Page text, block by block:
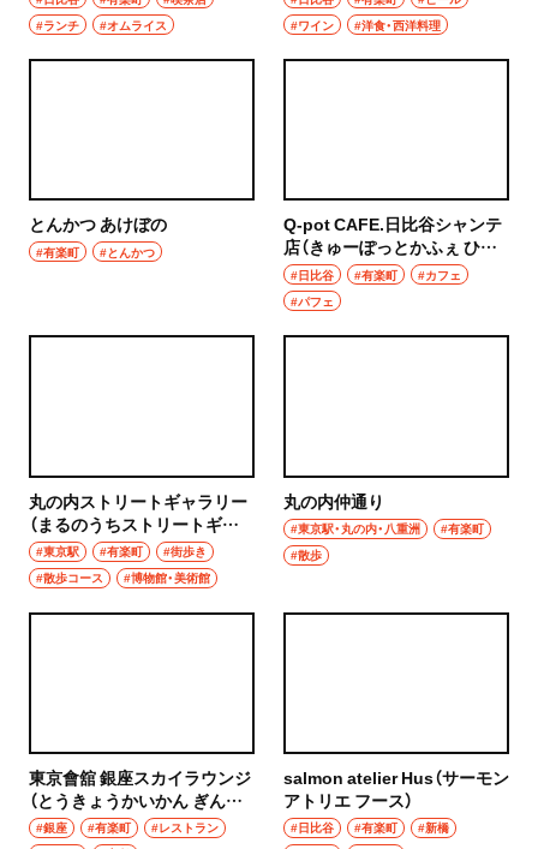
入間
川越
秩父
野田
千葉・船橋・津田沼
千葉
習志野
市川・本八幡
焼酎
ビール
ワイン
サワー
カクテル
和食・郷土料理
とんかつ
和食
#ランチ
#オムライス
#ワイン
#洋食・西洋料理
とんかつ あけぼの
#有楽町 #とんかつ
Q-pot CAFE.日比谷シャンテ
店（きゅーぽっとかふぇ ひび
やしゃんててん）
#日比谷 #有楽町
#カフェ
#パフェ
丸の内ストリートギャラリー
（まるのうちストリートギャ
ラリー）
#東京駅 #有楽町
#街歩き
#散歩コース
#博物館・美術館
丸の内仲通り
#東京駅・丸の内・八重洲
#有楽町
#散歩
東京會舘 銀座スカイラウンジ
（とうきょうかいかん ぎんざ
スカイラウンジ）
#銀座 #有楽町
#レストラン
salmon atelier Hus（サーモン
アトリエ フース）
#日比谷 #有楽町
#新橋